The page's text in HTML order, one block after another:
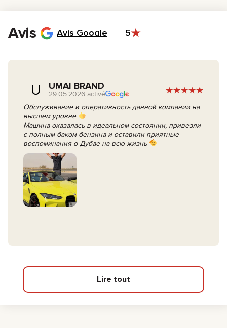
Avis Avis Google 5
U UMAI BRAND
29.05.2026 activé
Обслуживание и оперативность данной компании на
высшем уровне
Машина оказалась в идеальном состоянии, привезли
с полным баком бензина и оставили приятные
воспоминания о Дубае на всю жизнь
Lire tout